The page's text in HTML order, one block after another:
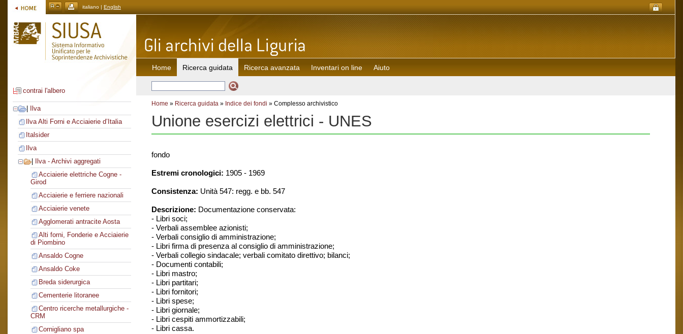
italiano | English
contrai l'albero
Ilva
Ilva Alti Forni e Acciaierie d’Italia
Italsider
Ilva
Ilva - Archivi aggregati
Acciaierie elettriche Cogne -
Girod
Acciaierie e ferriere nazionali
Acciaierie venete
Agglomerati antracite Aosta
Alti forni, Fonderie e Acciaierie
di Piombino
Ansaldo Cogne
Ansaldo Coke
Breda siderurgica
Cementerie litoranee
Centro ricerche metallurgiche -
CRM
Cornigliano spa
Home Ricerca guidata Ricerca avanzata Inventari on line Aiuto
Home » Ricerca guidata » Indice dei fondi » Complesso archivistico
Unione esercizi elettrici - UNES
fondo
Estremi cronologici: 1905 - 1969
Consistenza: Unità 547: regg. e bb. 547
Descrizione: Documentazione conservata:
- Libri soci;
- Verbali assemblee azionisti;
- Verbali consiglio di amministrazione;
- Libri firma di presenza al consiglio di amministrazione;
- Verbali collegio sindacale; verbali comitato direttivo; bilanci;
- Documenti contabili;
- Libri mastro;
- Libri partitari;
- Libri fornitori;
- Libri spese;
- Libri giornale;
- Libri cespiti ammortizzabili;
- Libri cassa.